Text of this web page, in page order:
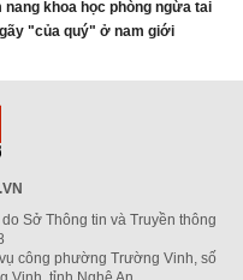
nang khoa học phòng ngừa tai
"của quý" ở nam giới
Sở Thông tin và Truyền thông
công phường Trường Vinh, số